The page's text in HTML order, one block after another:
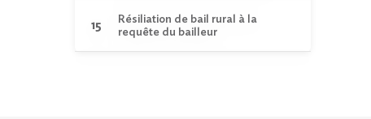
Résiliation de bail rural à la
requête du bailleur